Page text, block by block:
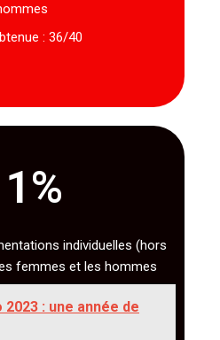
: 36/40
%
individuelles (hors
femmes et les hommes
2023 : une année de